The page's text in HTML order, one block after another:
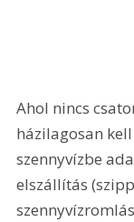
Ahol nincs
házilagosan
szennyvízbe
elszállítás